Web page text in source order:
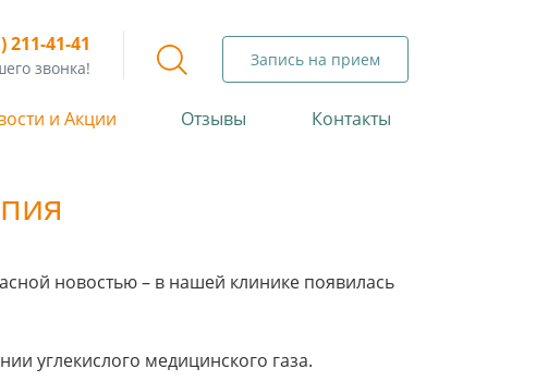
211-41-41
звонка! Запись на прием
и Акции Отзывы Контакты
новостью – в нашей клинике появилась
углекислого медицинского газа.